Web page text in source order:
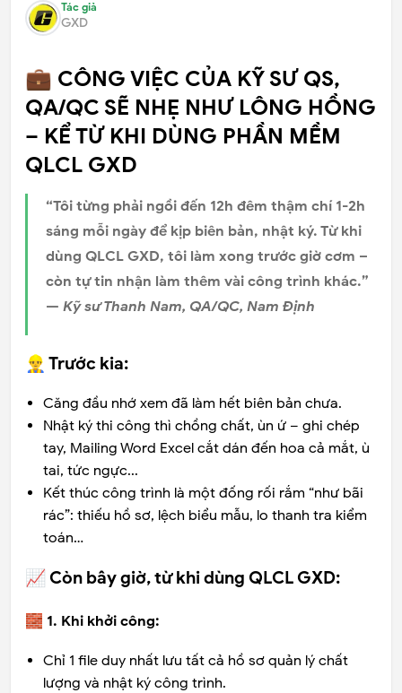
Tác giả
GXD
💼 CÔNG VIỆC CỦA KỸ SƯ QS,
QA/QC SẼ NHẸ NHƯ LÔNG HỒNG
– KỂ TỪ KHI DÙNG PHẦN MỀM
QLCL GXD
“Tôi từng phải ngồi đến 12h đêm thậm chí 1-2h
sáng mỗi ngày để kịp biên bản, nhật ký. Từ khi
dùng QLCL GXD, tôi làm xong trước giờ cơm –
còn tự tin nhận làm thêm vài công trình khác.”
— Kỹ sư Thanh Nam, QA/QC, Nam Định
👷‍♂️ Trước kia:
Căng đầu nhớ xem đã làm hết biên bản chưa.
Nhật ký thi công thì chồng chất, ùn ứ – ghi chép
tay, Mailing Word Excel cắt dán đến hoa cả mắt, ù
tai, tức ngực...
Kết thúc công trình là một đống rối rắm “như bãi
rác”: thiếu hồ sơ, lệch biểu mẫu, lo thanh tra kiểm
toán…
📈 Còn bây giờ, từ khi dùng QLCL GXD:
🧱 1. Khi khởi công:
Chỉ 1 file duy nhất lưu tất cả hồ sơ quản lý chất
lượng và nhật ký công trình.